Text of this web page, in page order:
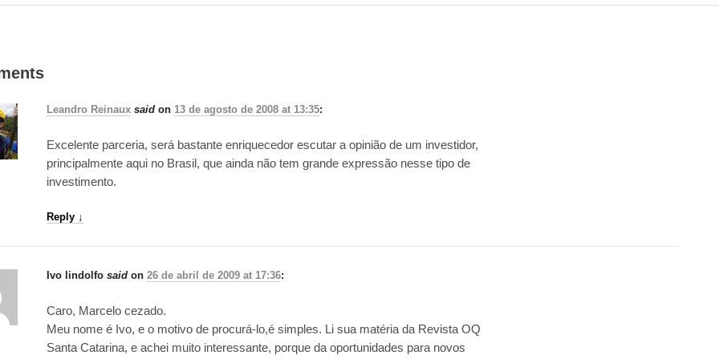
Leandro Reinaux said on 13 de agosto de 2008 at 13:35:
Excelente parceria, será bastante enriquecedor escutar a opinião de um investidor,
principalmente aqui no Brasil, que ainda não tem grande expressão nesse tipo de
investimento.
Reply ↓
Ivo lindolfo said on26 de abril de 2009 at 17:36:
Caro, Marcelo cezado.
Meu nome é Ivo, e o motivo de procurá-lo,é simples. Li sua matéria da Revista OQ
Santa Catarina, e achei muito interessante, porque da oportunidades para novos